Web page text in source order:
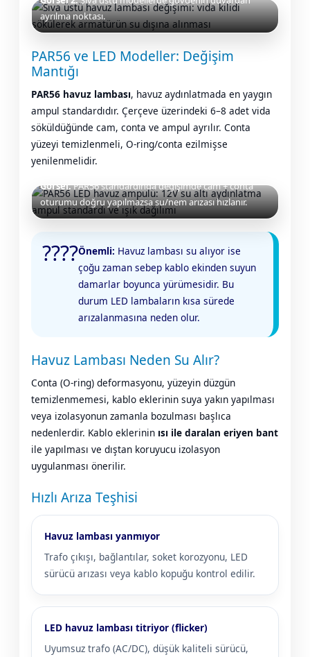
ayrılma noktası.
PAR56 ve LED Modeller: Değişim
Mantığı
PAR56 havuz lambası, havuz aydınlatmada en yaygın
ampul standardıdır. Çerçeve üzerindeki 6–8 adet vida
söküldüğünde cam, conta ve ampul ayrılır. Conta
yüzeyi temizlenmeli, O-ring/conta ezilmişse
yenilenmelidir.
Görsel:PAR56 standardında değişimde cam + conta
oturumu doğru yapılmazsa su/nem arızası hızlanır.
????Önemli: Havuz lambası su alıyor ise
çoğu zaman sebep kablo ekinden suyun
damarlar boyunca yürümesidir. Bu
durum LED lambaların kısa sürede
arızalanmasına neden olur.
Havuz Lambası Neden Su Alır?
Conta (O-ring) deformasyonu, yüzeyin düzgün
temizlenmemesi, kablo eklerinin suya yakın yapılması
veya izolasyonun zamanla bozulması başlıca
nedenlerdir. Kablo eklerinin ısı ile daralan eriyen bant
ile yapılması ve dıştan koruyucu izolasyon
uygulanması önerilir.
Hızlı Arıza Teşhisi
Havuz lambası yanmıyor
Trafo çıkışı, bağlantılar, soket korozyonu, LED
sürücü arızası veya kablo kopuğu kontrol edilir.
LED havuz lambası titriyor (flicker)
Uyumsuz trafo (AC/DC), düşük kaliteli sürücü,